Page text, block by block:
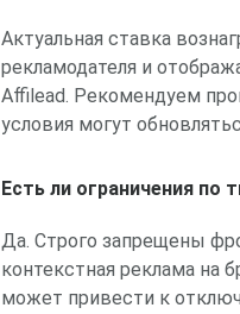
Актуальная ставка
рекламодателя и
Affilead. Рекомендуем
условия могут
Есть ли ограничения по
Да. Строго запрещены
контекстная реклама на
может привести к